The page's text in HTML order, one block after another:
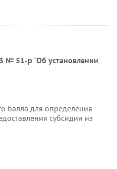
№ 51-р "Об установлении
балла для определения
субсидии из